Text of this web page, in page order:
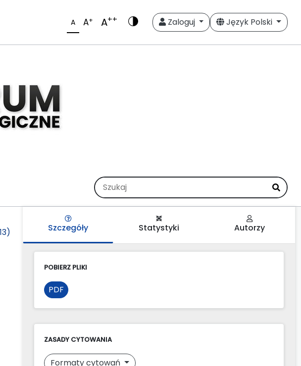
A A+ A++ Zaloguj Język Polski
Szczegóły Statystyki Autorzy
POBIERZ PLIKI
PDF
ZASADY CYTOWANIA
Formaty cytowań